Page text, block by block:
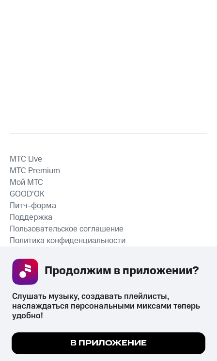
СКАЧАТЬ ПРИЛОЖЕНИЕ
MTС Live
MTС Premium
Мой МТС
GOOD’OK
Питч-форма
Поддержка
Пользовательское соглашение
Политика конфиденциальности
психотропных веществ, их аналогов причиняет вред здоровью,
их незаконный оборот запрещён и влечёт установленную
законодательством ответственность.
Мы используем куки, чтобы на сайте все
Подробнее
Слушать музыку, создавать плейлисты,
наслаждаться персональными миксами теперь
удобно!
В ПРИЛОЖЕНИЕ